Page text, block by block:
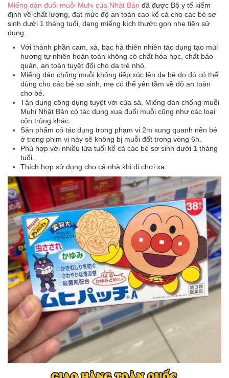
Miếng dán đuổi muỗi Muhi của Nhật Bản đã được Bộ y tế kiểm
định về chất lượng, đạt mức độ an toàn cao kể cả cho các bé sơ
sinh dưới 1 tháng tuổi, dạng miếng kích thước gọn nhẹ tiện sử
dụng.
Với thành phần cam, xả, bạc hà thiên nhiên tác dụng tạo mùi
hương tự nhiên hoàn toàn không có chất hóa học, chất bảo
quản, an toàn tuyệt đối cho da trẻ nhỏ.
Miếng dán chống muỗi không tiếp xúc lên da bé do đó có thể
dùng cho các bé sơ sinh, mẹ có thể yên tầm về độ an toàn
cho bé.
Tận dụng công dụng tuyệt vời của sả, Miếng dán chống muỗi
Muhi Nhật Bản có tác dụng xua đuổi muỗi cũng như các loại
côn trùng khác.
Sản phẩm có tác dụng trong phạm vi 2m xung quanh nên bé
ở trong phịm vi này sẽ không bị muỗi đốt trong vòng 6h.
Phù hợp với nhiều lứa tuổi kể cả các bé sơ sinh dưới 1 tháng
tuổi.
Thích hợp sử dụng cho cả nhà khi đi chơi xa.